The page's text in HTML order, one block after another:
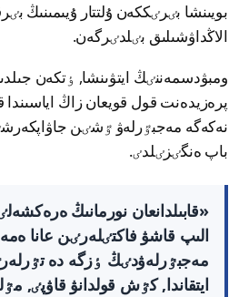
بويىنشا بٸرٸككەن ۇلتتار ۇيىمىنىڭ
الاڭداۋشىلىق بٸلدٸرگەن.
پرەزيدەنت قول قويعان زاڭ
باپ ەنگٸزٸلدٸ.
«قابىلدانعان نورمانىڭ
الىپ قاشۋ فاكتٸلەرٸن عانا
مەجبٷرلەۋدٸڭ ٶزگە دە
ايتقاندا, كٷش قولدانۋ قاۋپٸ,